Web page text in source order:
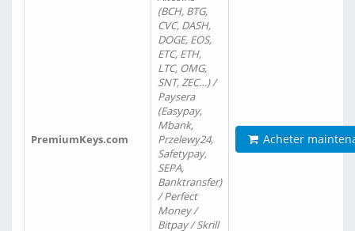
PremiumKeys.com
(BCH, BTG,
CVC, DASH,
DOGE, EOS,
ETC, ETH,
LTC, OMG,
SNT, ZEC…) /
Paysera
(Easypay,
Mbank,
Przelewy24,
Safetypay,
SEPA,
Banktransfer)
/ Perfect
Money /
Bitpay / Skrill
Acheter